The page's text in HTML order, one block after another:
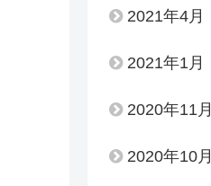
2021年4月
2021年1月
2020年11月
2020年10月